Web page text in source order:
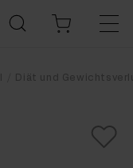
Diät und